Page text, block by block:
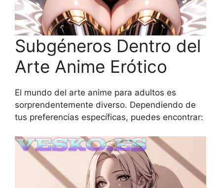
Subgéneros Dentro del
Arte Anime Erótico
El mundo del arte anime para adultos es
sorprendentemente diverso. Dependiendo de
tus preferencias específicas, puedes encontrar: